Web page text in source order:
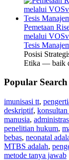
Pemetaan
melalui
Tesis
Posisi
Etika — baik
Popular Search
imunisasi tt,
deskriptif, konsultan
manusia,
penelitian hukum,
bebas, neonatal
MTBS adalah,
metode tanya jawab